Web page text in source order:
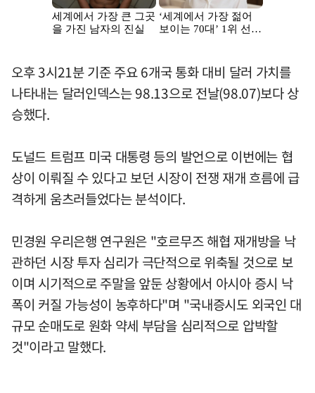
오후 3시21분 기준 주요 6개국 통화 대비 달러 가치를
나타내는 달러인덱스는 98.13으로 전날(98.07)보다 상
승했다.
도널드 트럼프 미국 대통령 등의 발언으로 이번에는 협
상이 이뤄질 수 있다고 보던 시장이 전쟁 재개 흐름에 급
격하게 움츠러들었다는 분석이다.
민경원 우리은행 연구원은 "호르무즈 해협 재개방을 낙
관하던 시장 투자 심리가 극단적으로 위축될 것으로 보
이며 시기적으로 주말을 앞둔 상황에서 아시아 증시 낙
폭이 커질 가능성이 농후하다"며 "국내증시도 외국인 대
규모 순매도로 원화 약세 부담을 심리적으로 압박할
것"이라고 말했다.